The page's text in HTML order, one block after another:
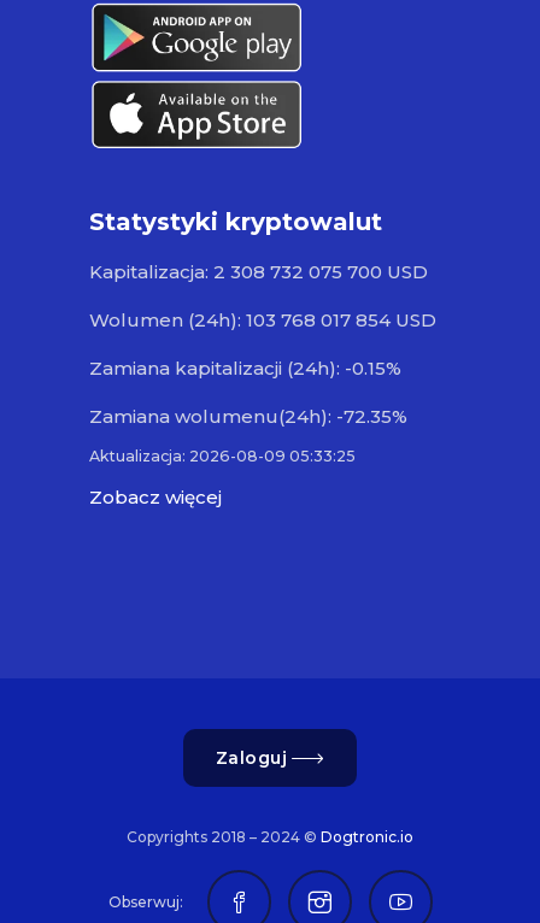
Statystyki kryptowalut
Kapitalizacja: 2 308 732 075 700 USD
Wolumen (24h): 103 768 017 854 USD
Zamiana kapitalizacji (24h): -0.15%
Zamiana wolumenu(24h): -72.35%
Aktualizacja: 2026-08-09 05:33:25
Zobacz więcej
Zaloguj
Copyrights 2018 – 2024 © Dogtronic.io
Obserwuj: